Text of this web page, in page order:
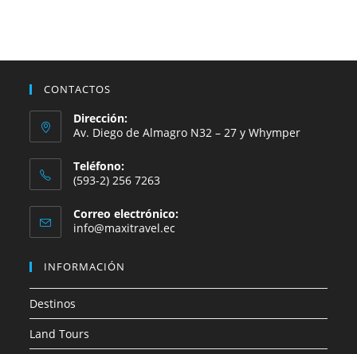
CONTACTOS
Dirección:
Av. Diego de Almagro N32 – 27 y Whymper
Teléfono:
(593-2) 256 7263
Correo electrónico:
info@maxitravel.ec
aplicación
INFORMACIÓN
Destinos
Land Tours